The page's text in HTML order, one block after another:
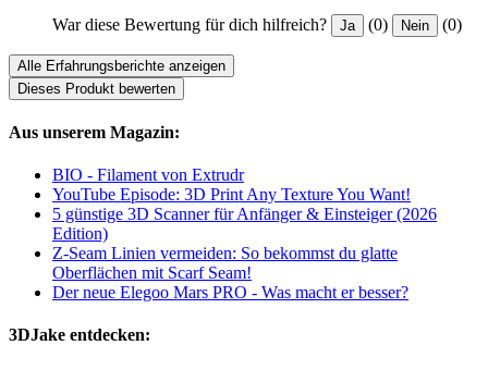
War diese Bewertung für dich hilfreich? Ja (0) Nein (0)
Alle Erfahrungsberichte anzeigen
Dieses Produkt bewerten
Aus unserem Magazin:
BIO - Filament von Extrudr
YouTube Episode: 3D Print Any Texture You Want!
5 günstige 3D Scanner für Anfänger & Einsteiger (2026
Edition)
Z-Seam Linien vermeiden: So bekommst du glatte
Oberflächen mit Scarf Seam!
Der neue Elegoo Mars PRO - Was macht er besser?
3DJake entdecken: